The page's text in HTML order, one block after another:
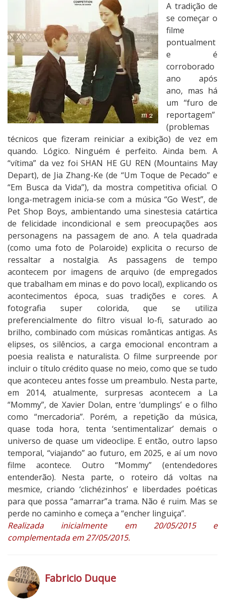
h
a
s
e
S
e
p
a
a
m
A tradição de
se começar o
filme
pontualment
e é
corroborado
ano após
ano, mas há
um “furo de
reportagem”
(problemas
técnicos que fizeram reiniciar a exibição) de vez em
quando. Lógico. Ninguém é perfeito. Ainda bem. A
“vítima” da vez foi SHAN HE GU REN (Mountains May
Depart), de Jia Zhang-Ke (de “Um Toque de Pecado” e
“Em Busca da Vida”), da mostra competitiva oficial. O
longa-metragem inicia-se com a música “Go West”, de
Pet Shop Boys, ambientando uma sinestesia catártica
de felicidade incondicional e sem preocupações aos
personagens na passagem de ano. A tela quadrada
(como uma foto de Polaroide) explicita o recurso de
ressaltar a nostalgia. As passagens de tempo
acontecem por imagens de arquivo (de empregados
que trabalham em minas e do povo local), explicando os
acontecimentos época, suas tradições e cores. A
fotografia super colorida, que se utiliza
preferencialmente do filtro visual lo-fi, saturado ao
brilho, combinado com músicas românticas antigas. As
elipses, os silêncios, a carga emocional encontram a
poesia realista e naturalista. O filme surpreende por
incluir o título crédito quase no meio, como que se tudo
que aconteceu antes fosse um preambulo. Nesta parte,
em 2014, atualmente, surpresas acontecem a La
“Mommy”, de Xavier Dolan, entre ‘dumplings’ e o filho
como “mercadoria”. Porém, a repetição da música,
quase toda hora, tenta ‘sentimentalizar’ demais o
universo de quase um videoclipe. E então, outro lapso
temporal, “viajando” ao futuro, em 2025, e aí um novo
filme acontece. Outro “Mommy” (entendedores
entenderão). Nesta parte, o roteiro dá voltas na
mesmice, criando ‘clichézinhos’ e liberdades poéticas
para que possa “amarrar”a trama. Não é ruim. Mas se
perde no caminho e começa a “encher linguiça”.
Realizada inicialmente em 20/05/2015 e
complementada em 27/05/2015.
o
t
Fabricio Duque